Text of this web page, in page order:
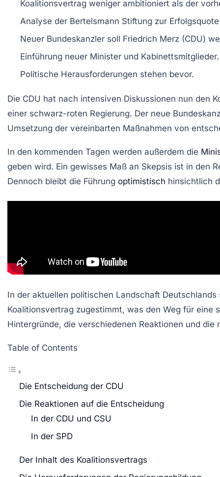
Koalitionsvertrag weniger ambitioniert als der
Analyse der Bertelsmann Stiftung zur Erfolgsquote
Neuer Bundeskanzler soll Friedrich Merz (CDU)
Einführung neuer Minister und Kabinettsmitglieder.
Politische Herausforderungen stehen bevor.
Die CDU hat nach intensiven Diskussionen nun den
einer schwarz-roten Regierung. Der neue
Umsetzung der vereinbarten Maßnahmen von
In den kommenden Tagen werden außerdem die
geben wird. Ein gewisses Maß an Skepsis ist in den
Dennoch bleibt die Führung optimistisch hinsichtlich
In der aktuellen politischen Landschaft
Koalitionsvertrag zugestimmt, was den Weg für
Hintergründe, die verschiedenen Reaktionen und
Table of Contents
Die Entscheidung der CDU
Die Reaktionen auf die Entscheidung
In der CDU und CSU
In der SPD
Der Inhalt des Koalitionsvertrags